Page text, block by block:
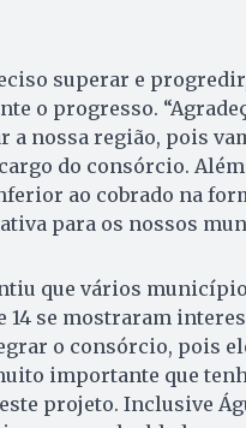
superar e
o progresso.
a nossa região, pois
do consórcio.
ao cobrado na
para os nossos
que vários
se mostraram
o consórcio, pois
importante que
projeto. Inclusive